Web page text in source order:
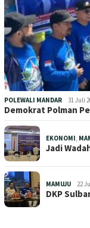
POLEWALI MANDAR 31 Juli
Demokrat Polman
EKONOMI,
Jadi
MAMUJU 22
DKP